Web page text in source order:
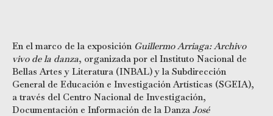
En el marco de la exposición Guillermo Arriaga: Archivo
vivo de la danza, organizada por el Instituto Nacional de
Bellas Artes y Literatura (INBAL) y la Subdirección
General de Educación e Investigación Artísticas (SGEIA),
a través del Centro Nacional de Investigación,
Documentación e Información de la Danza José